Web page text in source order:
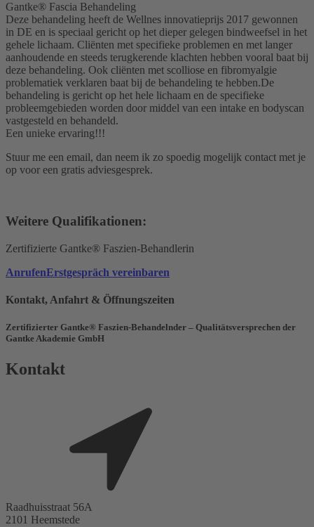
Gantke® Fascia Behandeling
Deze behandeling heeft de Wellnes innovatieprijs 2017 gewonnen
in DE en is speciaal gericht op het dieper gelegen bindweefsel in het
gehele lichaam. Cliënten met specifieke problemen en met langer
aanhoudende en steeds terugkerende klachten hebben vooral baat bij
deze behandeling. Ook cliënten met scolliose en fibromyalgie
problematiek verklaren baat bij de behandeling te hebben.De
behandeling is gericht op het hele lichaam en de specifieke
probleemgebieden worden door middel van een intake en bodyscan
vastgesteld en behandeld.
Een unieke ervaring!!!
Stuur me een email, dan neem ik zo spoedig mogelijk contact met je
op voor een gratis adviesgesprek.
Weitere Qualifikationen:
Zertifizierte Gantke® Faszien-Behandlerin
AnrufenErstgespräch vereinbaren
Kontakt, Anfahrt & Öffnungszeiten
Zertifizierter Gantke® Faszien-Behandelnder – Qualitätsversprechen der
Gantke Akademie GmbH
Kontakt
Raadhuisstraat 56A
2101 Heemstede